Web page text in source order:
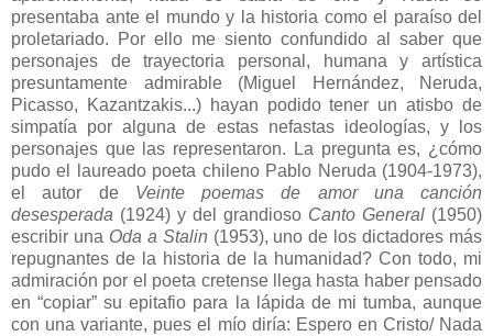
presentaba ante el mundo y la historia como el paraíso del
proletariado.
Por ello me siento confundido al saber que
personajes de trayectoria personal, humana y artística
presuntamente admirable (Miguel Hernández, Neruda,
Picasso, Kazantzakis...) hayan podido tener un atisbo de
simpatía por alguna de estas nefastas ideologías, y los
personajes que las representaron. La pregunta es, ¿cómo
pudo el laureado poeta chileno Pablo Neruda (1904-1973),
el autor de Veinte poemas de amor una canción
desesperada (1924) y del grandioso Canto General (1950)
escribir una Oda a Stalin (1953), uno de los dictadores más
repugnantes de la historia de la humanidad? Con todo, mi
admiración por el poeta cretense llega hasta haber pensado
en “copiar” su epitafio para la lápida de mi tumba, aunque
con una variante, pues el mío diría: Espero en Cristo/ Nada